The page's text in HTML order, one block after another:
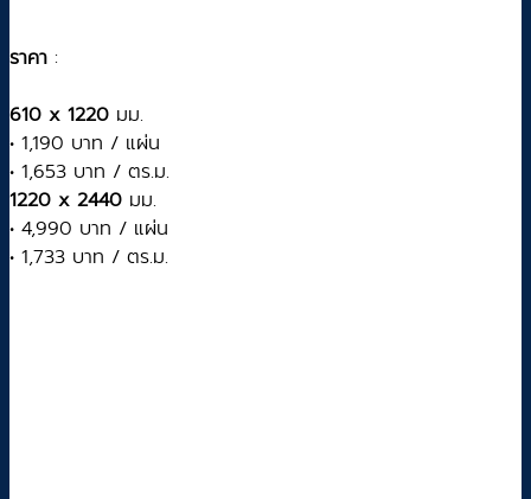
ราคา :
610 x 1220 มม.
• 1,190 บาท / แผ่น
• 1,653 บาท / ตร.ม.
1220 x 2440 มม.
• 4,990 บาท / แผ่น
• 1,733 บาท / ตร.ม.